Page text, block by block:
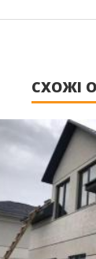
СХОЖІ